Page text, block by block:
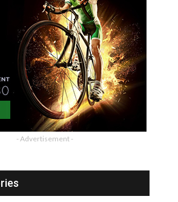
- Advertisement -